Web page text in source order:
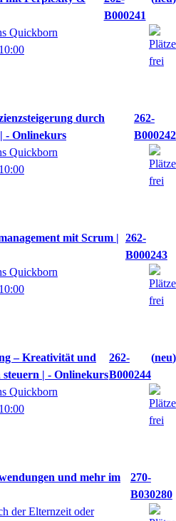
B000241
Quickborn
durch
- Onlinekurs
262-
B000242
Quickborn
mit Scrum | 262-
B000243
Quickborn
– Kreativität und
steuern | - Onlinekurs
262-
B000244
neu
Quickborn
und mehr im
270-
B030280
der Elternzeit oder